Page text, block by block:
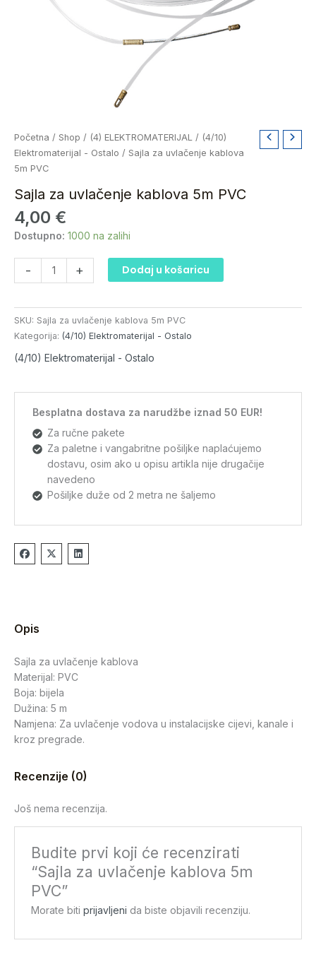
Početna / Shop / (4) ELEKTROMATERIJAL / (4/10)
Elektromaterijal - Ostalo / Sajla za uvlačenje kablova
5m PVC
Sajla za uvlačenje kablova 5m PVC
4,00 €
Dostupno: 1000 na zalihi
-
Sajla
za
uvlačenje
5m
PVC
količina
+ Dodaj u košaricu
SKU: Sajla za uvlačenje kablova 5m PVC
Kategorija: (4/10) Elektromaterijal - Ostalo
(4/10) Elektromaterijal - Ostalo
Besplatna dostava za narudžbe iznad 50 EUR!
Za ručne pakete
Za paletne i vangabritne pošiljke naplaćujemo
dostavu, osim ako u opisu artikla nije drugačije
navedeno
Pošiljke duže od 2 metra ne šaljemo
Opis
Sajla za uvlačenje kablova
Materijal: PVC
Boja: bijela
Dužina: 5 m
Namjena: Za uvlačenje vodova u instalacijske cijevi, kanale i
kroz pregrade.
Recenzije (0)
Još nema recenzija.
Budite prvi koji će recenzirati
“Sajla za uvlačenje kablova 5m
PVC”
Morate bitiprijavljeni da biste objavili recenziju.